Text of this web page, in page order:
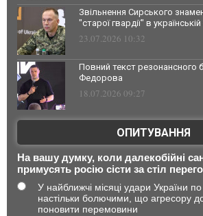
Звільнення Сирського
"старої гвардії" в
23.07.2026 10:32
Повний текст резонансного
Федорова
18.07.2026 09:27
ОПИТУВАННЯ
На вашу думку, коли далекобійні
примусять росію сісти за стіл
У найближчі місяці удари України по
настільки болючими, що агресору
поновити перемовини